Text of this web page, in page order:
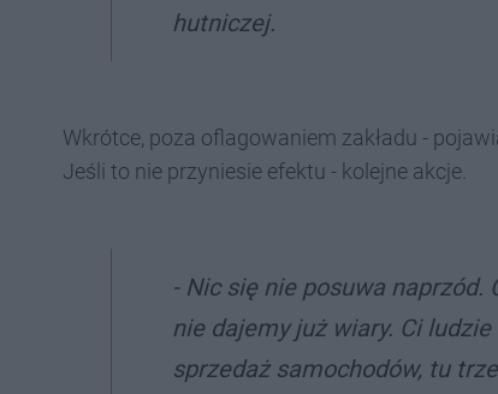
hutniczej.
Wkrótce, poza oflagowaniem zakładu -
Jeśli to nie przyniesie efektu - kolejne akcje.
- Nic się nie posuwa
nie dajemy już wiary. Ci
sprzedaż samochodów, tu